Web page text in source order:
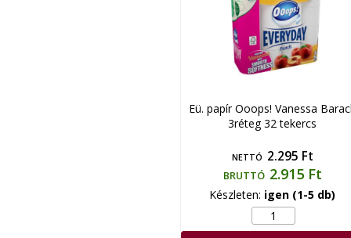
Eü. papír Ooops! Vanessa
3réteg 32 tekercs
NETTÓ 2.295 Ft
BRUTTÓ 2.915 Ft
Készleten: igen (1-5 db)